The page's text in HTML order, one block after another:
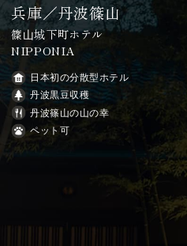
兵庫／丹波篠山
篠⼭城下町ホテル
NIPPONIA
日本初の分散型ホテル
丹波黒豆収穫
丹波篠山の山の幸
ペット可